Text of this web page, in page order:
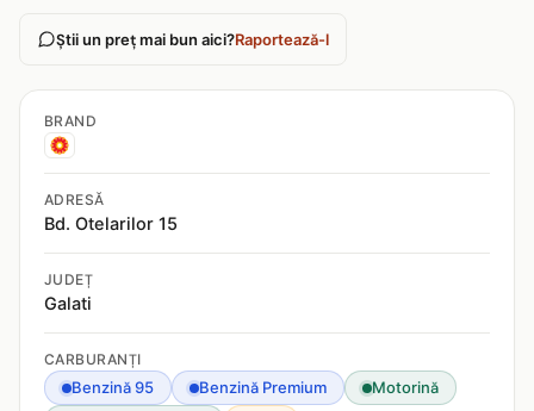
Știi un preț mai bun aici?Raportează-l
BRAND
ADRESĂ
Bd. Otelarilor 15
JUDEȚ
Galati
CARBURANȚI
Benzină 95 Benzină Premium
Motorină